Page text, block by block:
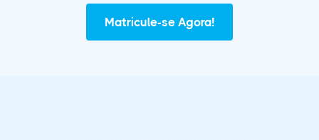
Matricule-se Agora!